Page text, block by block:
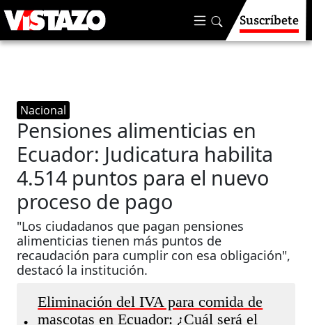
Suscríbete
Nacional
Pensiones alimenticias en
Ecuador: Judicatura habilita
4.514 puntos para el nuevo
proceso de pago
"Los ciudadanos que pagan pensiones
alimenticias tienen más puntos de
recaudación para cumplir con esa obligación",
destacó la institución.
•
Eliminación del IVA para comida de
mascotas en Ecuador: ¿Cuál será el